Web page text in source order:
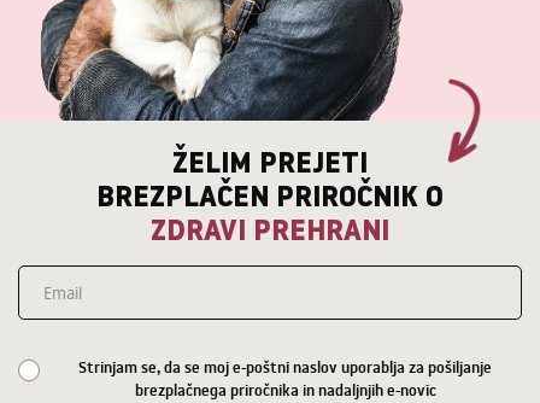
ŽELIM PREJETI
BREZPLAČEN PRIROČNIK O
ZDRAVI PREHRANI
Strinjam se, da se moj e-poštni naslov uporablja za pošiljanje
brezplačnega priročnika in nadaljnjih e-novic